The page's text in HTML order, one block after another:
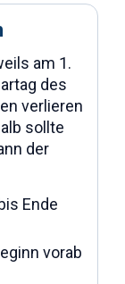
am 1.
des
verlieren
sollte
der
Ende
vorab